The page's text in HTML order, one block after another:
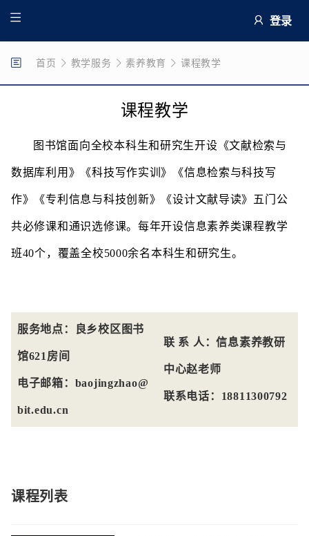
登录
首页 教学服务 素养教育 课程教学
课程教学
图书馆面向全校本科生和研究生开设《文献检索与
数据库利用》《科技写作实训》《信息检索与科技写
作》《专利信息与科技创新》《设计文献导读》五门公
共必修课和通识选修课。每年开设信息素养类课程教学
班40个，覆盖全校5000余名本科生和研究生。
服务地点：良乡校区图书
馆621房间
电子邮箱：baojingzhao@
bit.edu.cn
联 系 人：信息素养教研
中心赵老师
联系电话：18811300792
课程列表